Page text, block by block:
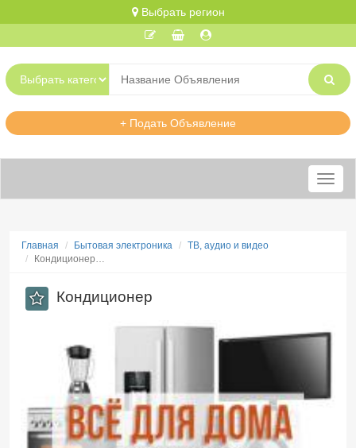
Выбрать регион
+ Подать Объявление
Меню
Главная Бытовая электроника
ТВ, аудио и видео
Кондиционер…
Кондиционер